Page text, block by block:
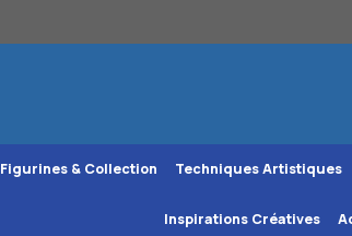
Figurines & Collection Techniques Artistiques
Inspirations Créatives